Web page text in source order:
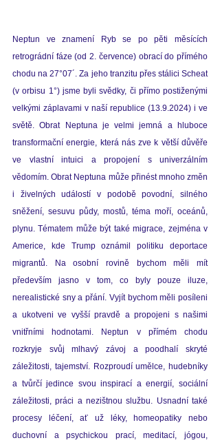
Neptun ve znamení Ryb se po pěti měsících
retrográdní fáze (od 2. července) obrací do přímého
chodu na 27°07´. Za jeho tranzitu přes stálici Scheat
(v orbisu 1°) jsme byli svědky, či přímo postiženými
velkými záplavami v naší republice (13.9.2024) i ve
světě. Obrat Neptuna je velmi jemná a hluboce
transformační energie, která nás zve k větší důvěře
vědomím. Obrat Neptuna může přinést mnoho změn
i živelných událostí v podobě povodní, silného
sněžení, sesuvu půdy, mostů, téma moří, oceánů,
plynu. Tématem může být také migrace, zejména v
migrantů. Na osobní rovině bychom měli mít
především jasno v tom, co byly pouze iluze,
nerealistické sny a přání. Vyjít bychom měli posíleni
a ukotveni ve vyšší pravdě a propojeni s našimi
vnitřními
hodnotami. Neptun v přímém chodu
rozkryje svůj mlhavý závoj a poodhalí skryté
záležitosti, tajemství. Rozproudí umělce, hudebníky
a tvůrčí jedince svou inspirací a energií, sociální
záležitosti, práci a nezištnou službu. Usnadní také
procesy léčení, ať už léky, homeopatiky nebo
duchovní a psychickou prací, meditací, jógou,